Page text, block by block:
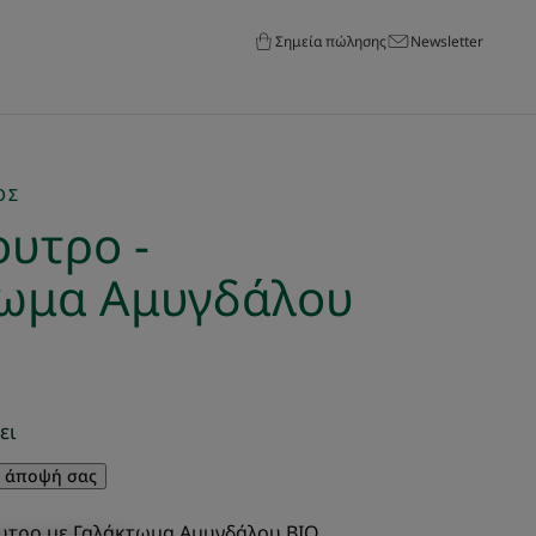
Σημεία πώλησης Newsletter
-
Αμυγδάλου
άποψή σας